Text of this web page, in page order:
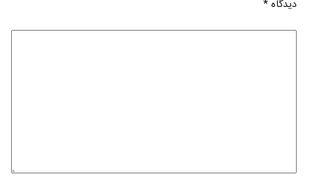
دیدگاه*